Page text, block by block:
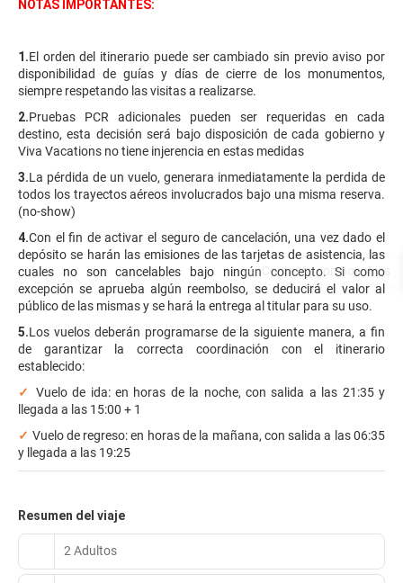
NOTAS IMPORTANTES:
1.El orden del itinerario puede ser cambiado sin previo aviso por
disponibilidad de guías y días de cierre de los monumentos,
siempre respetando las visitas a realizarse.
2.Pruebas PCR adicionales pueden ser requeridas en cada
destino, esta decisión será bajo disposición de cada gobierno y
Viva Vacations no tiene injerencia en estas medidas
3.La pérdida de un vuelo, generara inmediatamente la perdida de
todos los trayectos aéreos involucrados bajo una misma reserva.
(no-show)
4.Con el fin de activar el seguro de cancelación, una vez dado el
depósito se harán las emisiones de las tarjetas de asistencia, las
cuales no son cancelables bajo ningún concepto. Si como
excepción se aprueba algún reembolso, se deducirá el valor al
público de las mismas y se hará la entrega al titular para su uso.
5.Los vuelos deberán programarse de la siguiente manera, a fin
de garantizar la correcta coordinación con el itinerario
establecido:
✓ Vuelo de ida: en horas de la noche, con salida a las 21:35 y
llegada a las 15:00 + 1
✓ Vuelo de regreso: en horas de la mañana, con salida a las 06:35
y llegada a las 19:25
Resumen del viaje
2 Adultos